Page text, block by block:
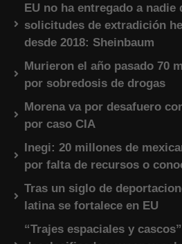
EU no ha entregado a nadie
solicitudes de extradición
desde 2018: Sheinbaum
Murieron el año pasado 70
por sobredosis de drogas
Morena va por desafuero
por caso CIA
Inegi: 20 millones de
por falta de recursos o
Tras un siglo de
latina se fortalece en EU
“Trajes espaciales y